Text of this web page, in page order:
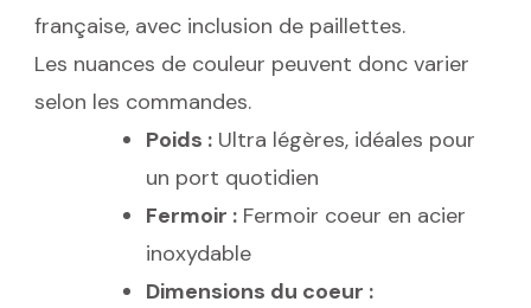
française, avec inclusion de paillettes.
Les nuances de couleur peuvent donc varier
selon les commandes.
Poids : Ultra légères, idéales pour
un port quotidien
Fermoir : Fermoir coeur en acier
inoxydable
Dimensions du coeur :